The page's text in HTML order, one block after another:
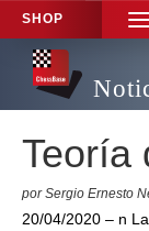
SHOP
Teoría
por Sergio Ernesto
20/04/2020 – n